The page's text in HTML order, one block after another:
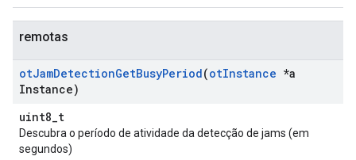
remotas
otJamDetectionGetBusyPeriod(otInstance *a
Instance)
uint8_t
Descubra o período de atividade da detecção de jams (em
segundos)